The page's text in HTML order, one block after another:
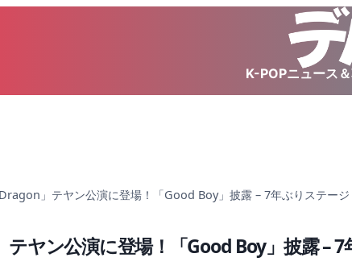
K-POPニュース
Dragon」テヤン公演に登場！「Good Boy」披露 – 7年ぶりステージ
テヤン公演に登場！「Good Boy」披露 –